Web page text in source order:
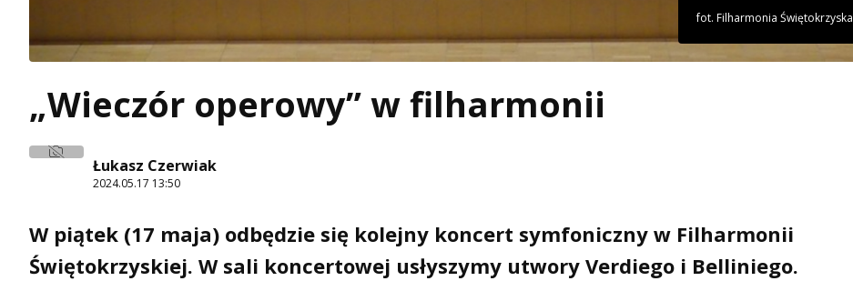
fot. Filharmonia Świętokrzyska
„Wieczór operowy” w filharmonii
Łukasz Czerwiak
2024.05.17 13:50
W piątek (17 maja) odbędzie się kolejny koncert symfoniczny w Filharmonii
Świętokrzyskiej. W sali koncertowej usłyszymy utwory Verdiego i Belliniego.